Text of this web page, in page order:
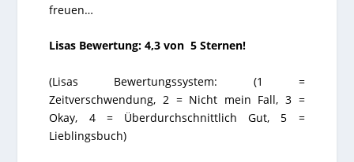
freuen…
Lisas Bewertung: 4,3 von 5 Sternen!
(Lisas Bewertungssystem: (1
=
Zeitverschwendung, 2 = Nicht mein Fall,3 =
Okay, 4= Überdurchschnittlich Gut, 5 =
Lieblingsbuch)